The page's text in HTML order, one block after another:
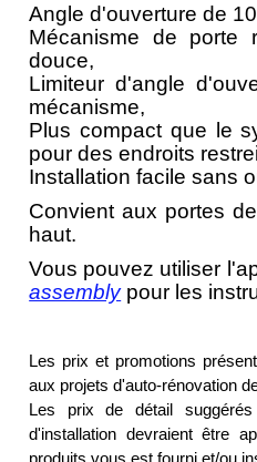
Angle d'ouverture de
Mécanisme de porte
douce,
Limiteur d'angle
mécanisme,
Plus compact que le
pour des endroits
Installation facile sans
Convient aux portes
haut.
Vous pouvez utiliser
assemblypour les
Les prix et promotions
aux projets d'auto-rénovation
Les prix de détail
d'installation devraient être
produits vous est fourni et/ou